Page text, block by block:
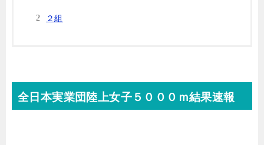
２組
全日本実業団陸上女子５０００ｍ結果速報